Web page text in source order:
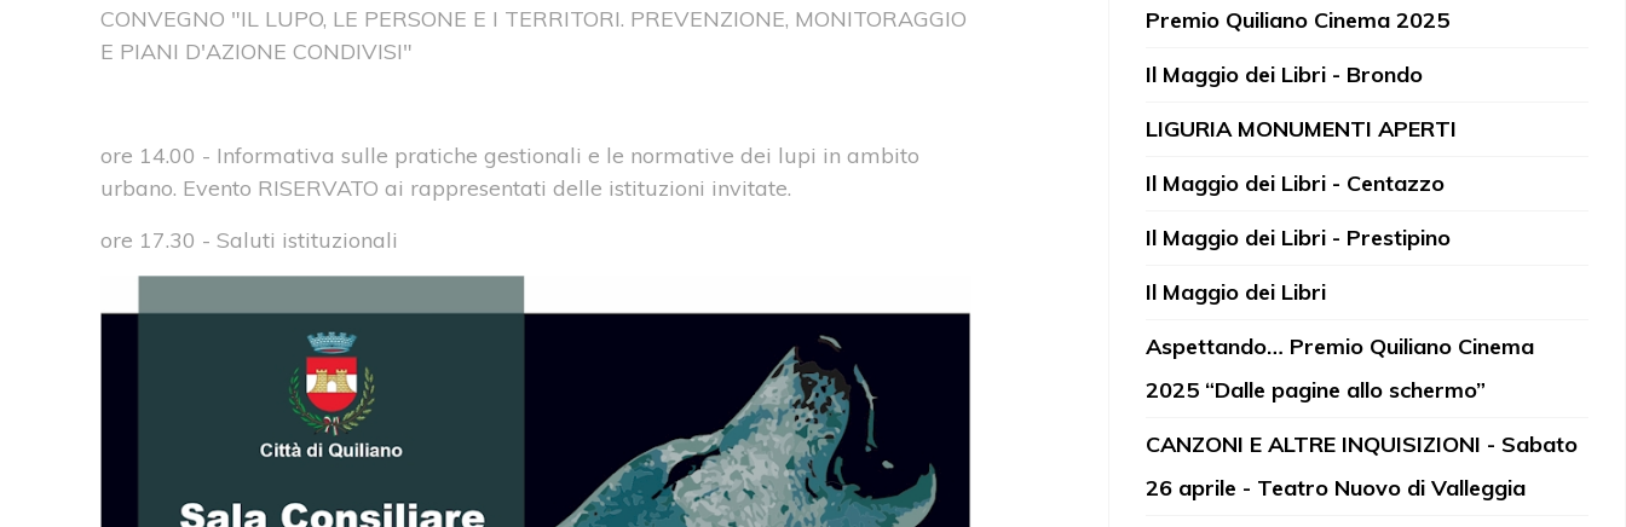
CONVEGNO "IL LUPO, LE PERSONE E I TERRITORI. PREVENZIONE, MONITORAGGIO
E PIANI D'AZIONE CONDIVISI"
ore 14.00 - Informativa sulle pratiche gestionali e le normative dei lupi in ambito
urbano. Evento RISERVATO ai rappresentati delle istituzioni invitate.
ore 17.30 - Saluti istituzionali
Premio Quiliano Cinema 2025
Il Maggio dei Libri - Brondo
LIGURIA MONUMENTI APERTI
Il Maggio dei Libri - Centazzo
Il Maggio dei Libri - Prestipino
Il Maggio dei Libri
Aspettando… Premio Quiliano Cinema
2025 “Dalle pagine allo schermo”
CANZONI E ALTRE INQUISIZIONI - Sabato
26 aprile - Teatro Nuovo di Valleggia